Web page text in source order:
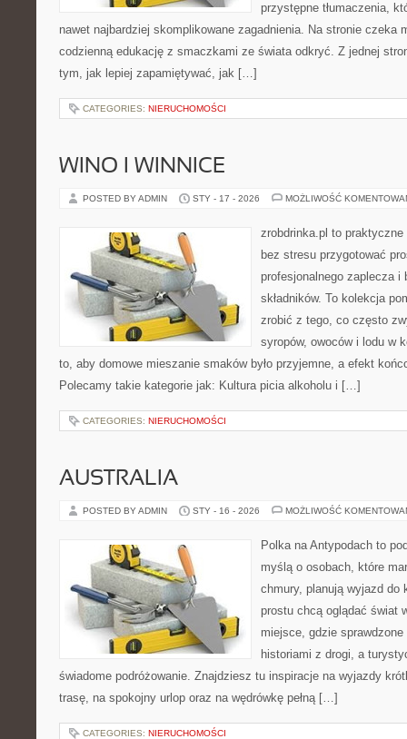
przystępne tłumaczenia,
nawet najbardziej skomplikowane zagadnienia. Na stronie czeka
codzienną edukację z smaczkami ze świata odkryć. Z jednej
tym, jak lepiej zapamiętywać, jak […]
CATEGORIES: NIERUCHOMOŚCI
WINO I WINNICE
POSTED BY ADMIN STY - 17 - 2026 MOŻLIWOŚĆ
zrobdrinka.pl to
bez stresu przygotować
profesjonalnego zaplecza i
składników. To kolekcja
zrobić z tego, co często
syropów, owoców i lodu w
to, aby domowe mieszanie smaków było przyjemne, a efekt
Polecamy takie kategorie jak: Kultura picia alkoholu i […]
CATEGORIES: NIERUCHOMOŚCI
AUSTRALIA
POSTED BY ADMIN STY - 16 - 2026 MOŻLIWOŚĆ
Polka na Antypodach to
myślą o osobach, które
chmury, planują wyjazd do
prostu chcą oglądać świat
miejsce, gdzie
historiami z drogi, a
świadome podróżowanie. Znajdziesz tu inspiracje na wyjazdy
trasę, na spokojny urlop oraz na wędrówkę pełną […]
CATEGORIES: NIERUCHOMOŚCI